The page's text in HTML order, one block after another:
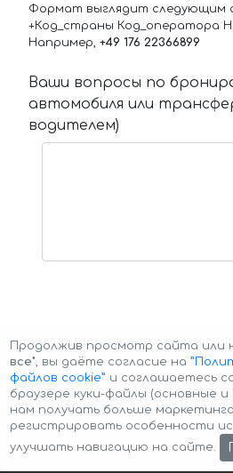
Формат выглядит следующим
+Код_страны Код_оператора
Например, +49 176 22366899
Ваши вопросы по
автомобиля или
водителем)
Авторские права © 2026
Продолжив просмотр сайта или
все", вы даёте согласие на
файлов cookie” и соглашаетесь
браузере куки-файлы (основные
нам получать больше
регистрировать особенности
улучшать навигацию на сайте.